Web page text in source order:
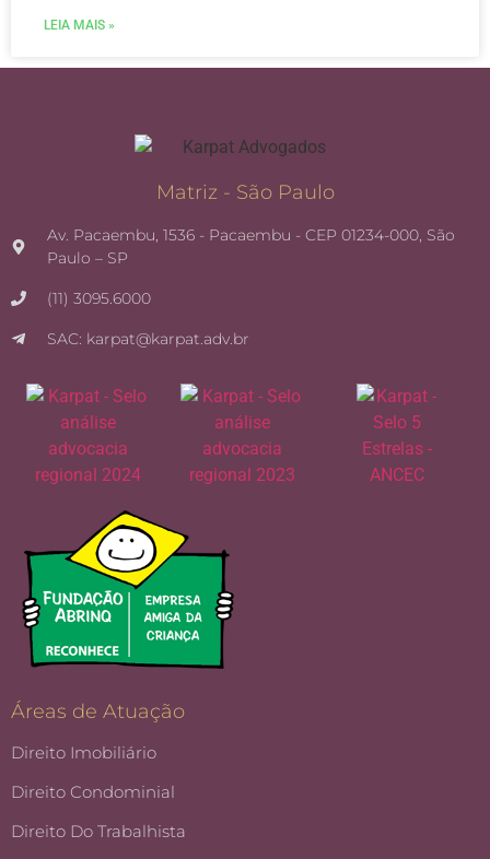
LEIA MAIS »
Matriz - São Paulo
Av. Pacaembu, 1536 - Pacaembu - CEP 01234-000, São
Paulo – SP
(11) 3095.6000
SAC: karpat@karpat.adv.br
Áreas de Atuação
Direito Imobiliário
Direito Condominial
Direito Do Trabalhista